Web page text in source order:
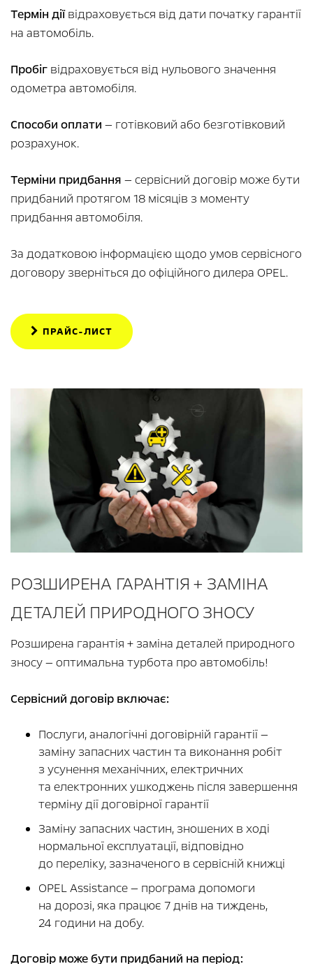
Термін діївідраховується від дати початку гарантії
на автомобіль.
Пробіг відраховується від нульового значення
одометра автомобіля.
Способи оплати — готівковий або безготівковий
розрахунок.
Терміни придбання — сервісний договір може бути
придбаний протягом 18 місяців з моменту
придбання автомобіля.
За додатковою інформацією щодо умов сервісного
договору зверніться до офіційного дилера OPEL.
ПРАЙС-ЛИСТ
РОЗШИРЕНА ГАРАНТІЯ + ЗАМІНА
ДЕТАЛЕЙ ПРИРОДНОГО ЗНОСУ
Розширена гарантія + заміна деталей природного
зносу — оптимальна турбота про автомобіль!
Сервісний договір включає:
Послуги, аналогічні договірній гарантії —
заміну запасних частин та виконання робіт
з усунення механічних, електричних
та електронних ушкоджень після завершення
терміну дії договірної гарантії
Заміну запасних частин, зношених в ході
нормальної експлуатації, відповідно
до переліку, зазначеного в сервісній книжці
OPEL Assistance — програма допомоги
на дорозі, яка працює 7 днів на тиждень,
24 години на добу.
Договір може бути придбаний на період: